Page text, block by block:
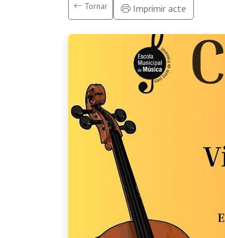
Tornar Imprimir acte